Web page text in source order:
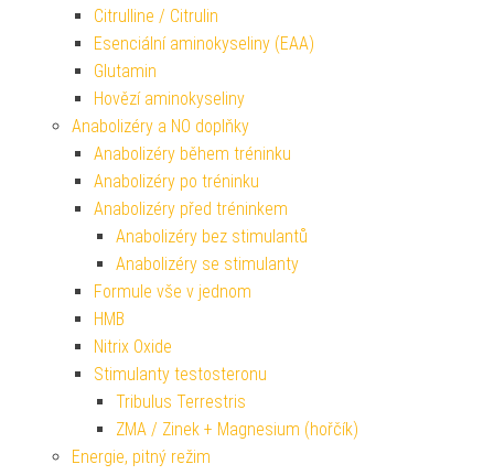
Citrulline / Citrulin
Esenciální aminokyseliny (EAA)
Glutamin
Hovězí aminokyseliny
Anabolizéry a NO doplňky
Anabolizéry během tréninku
Anabolizéry po tréninku
Anabolizéry před tréninkem
Anabolizéry bez stimulantů
Anabolizéry se stimulanty
Formule vše v jednom
HMB
Nitrix Oxide
Stimulanty testosteronu
Tribulus Terrestris
ZMA / Zinek + Magnesium (hořčík)
Energie, pitný režim